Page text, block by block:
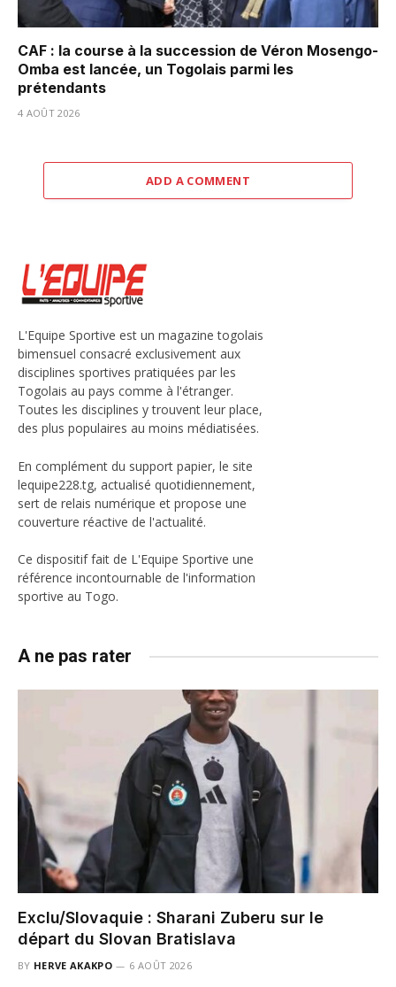
CAF : la course à la succession de Véron Mosengo-
Omba est lancée, un Togolais parmi les
prétendants
4 AOÛT 2026
ADD A COMMENT
L'Equipe Sportive est un magazine togolais
bimensuel consacré exclusivement aux
disciplines sportives pratiquées par les
Togolais au pays comme à l'étranger.
Toutes les disciplines y trouvent leur place,
des plus populaires au moins médiatisées.
En complément du support papier, le site
lequipe228.tg, actualisé quotidiennement,
sert de relais numérique et propose une
couverture réactive de l'actualité.
Ce dispositif fait de L'Equipe Sportive une
référence incontournable de l'information
sportive au Togo.
A ne pas rater
Exclu/Slovaquie : Sharani Zuberu sur le
départ du Slovan Bratislava
BY HERVE AKAKPO 6 AOÛT 2026